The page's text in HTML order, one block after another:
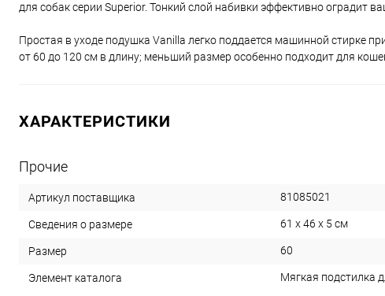
для собак серии Superior. Тонкий слой набивки эффективно оградит
Простая в уходе подушка Vanilla легко поддается машинной стирке
от 60 до 120 см в длину; меньший размер особенно подходит для
ХАРАКТЕРИСТИКИ
Прочие
Артикул поставщика 81085021
Сведения о размере 61 x 46 x 5 см
Размер 60
Элемент каталога Мягкая подстилка